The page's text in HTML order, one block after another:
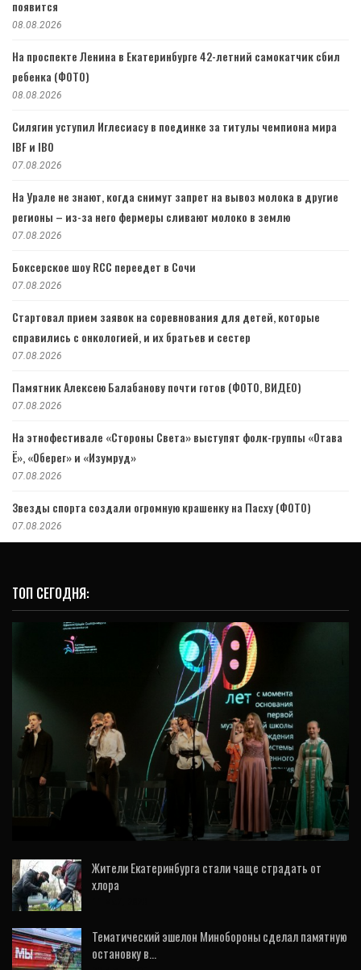
появится
08.08.2026
На проспекте Ленина в Екатеринбурге 42-летний самокатчик сбил
ребенка (ФОТО)
08.08.2026
Силягин уступил Иглесиасу в поединке за титулы чемпиона мира
IBF и IBO
07.08.2026
На Урале не знают, когда снимут запрет на вывоз молока в другие
регионы – из-за него фермеры сливают молоко в землю
07.08.2026
Боксерское шоу RCC переедет в Сочи
07.08.2026
Стартовал прием заявок на соревнования для детей, которые
справились с онкологией, и их братьев и сестер
07.08.2026
Памятник Алексею Балабанову почти готов (ФОТО, ВИДЕО)
07.08.2026
На этнофестивале «Стороны Света» выступят фолк-группы «Отава
Ё», «Оберег» и «Изумруд»
07.08.2026
Звезды спорта создали огромную крашенку на Пасху (ФОТО)
07.08.2026
ТОП СЕГОДНЯ:
ОБРАЗОВАНИЕ
Екатерина Сибирцева: «Художественное
образование формирует культурную
элиту…
Жители Екатеринбурга стали чаще страдать от
хлора
Тематический эшелон Минобороны сделал памятную
остановку в…